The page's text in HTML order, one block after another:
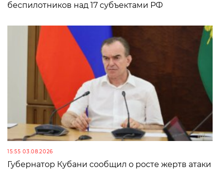
беспилотников над 17 субъектами РФ
15:55 03.08.2026
Губернатор Кубани сообщил о росте жертв атаки